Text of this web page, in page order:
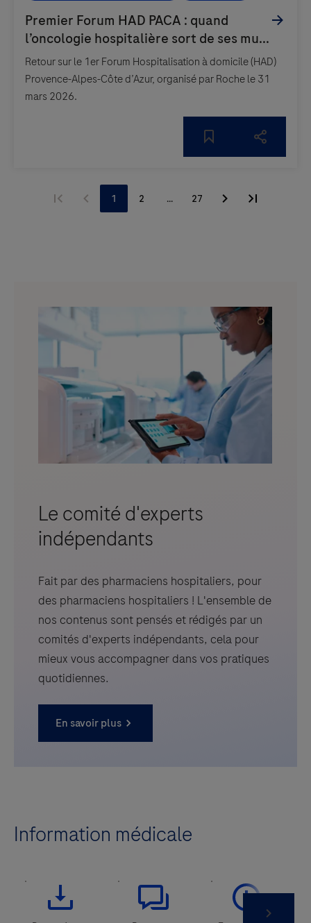
Le comité d'experts
indépendants
Fait par des pharmaciens hospitaliers, pour
des pharmaciens hospitaliers ! L'ensemble de
nos contenus sont pensés et rédigés par un
comités d'experts indépendants, cela pour
mieux vous accompagner dans vos pratiques
quotidiennes.
En savoir plus
Information médicale